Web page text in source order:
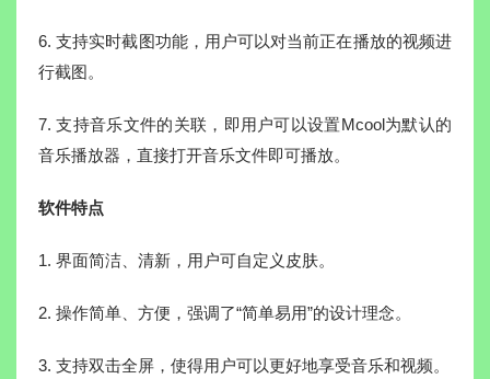
6. 支持实时截图功能，用户可以对当前正在播放的视频进
行截图。
7. 支持音乐文件的关联，即用户可以设置Mcool为默认的
音乐播放器，直接打开音乐文件即可播放。
软件特点
1. 界面简洁、清新，用户可自定义皮肤。
2. 操作简单、方便，强调了“简单易用”的设计理念。
3. 支持双击全屏，使得用户可以更好地享受音乐和视频。